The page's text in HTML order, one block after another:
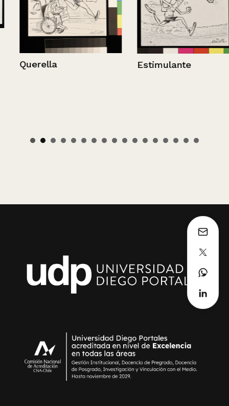
Querella Estimulante